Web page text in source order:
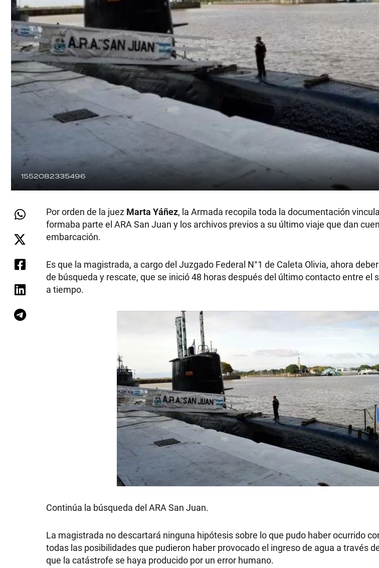
1552082335496
Por orden de la juez Marta Yáñez, la Armada recopila toda la documentación
formaba parte el ARA San Juan y los archivos previos a su último viaje que dan
embarcación.
Es que la magistrada, a cargo del Juzgado Federal N°1 de Caleta Olivia, ahora
de búsqueda y rescate, que se inició 48 horas después del último contacto entre el
a tiempo.
Continúa la búsqueda del ARA San Juan.
La magistrada no descartará ninguna hipótesis sobre lo que pudo haber ocurrido
todas las posibilidades que pudieron haber provocado el ingreso de agua a través
que la catástrofe se haya producido por un error humano.